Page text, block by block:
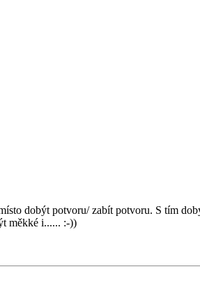
dobýt potvoru/ zabít potvoru. S tím
měkké i...... :-))